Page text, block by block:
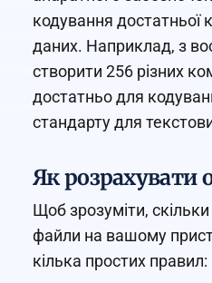
кодування достатньої
даних. Наприклад, з
створити 256 різних
достатньо для
стандарту для
Як розрахувати
Щоб зрозуміти,
файли на вашому
кілька простих правил: